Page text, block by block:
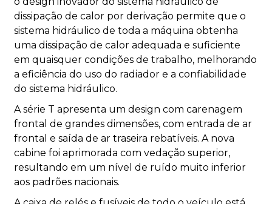
dissipação de calor por derivação permite que o
sistema hidráulico de toda a máquina obtenha
uma dissipação de calor adequada e suficiente
em quaisquer condições de trabalho, melhorando
a eficiência do uso do radiador e a confiabilidade
do sistema hidráulico.
A série T apresenta um design com carenagem
frontal de grandes dimensões, com entrada de ar
frontal e saída de ar traseira rebatíveis. A nova
cabine foi aprimorada com vedação superior,
resultando em um nível de ruído muito inferior
aos padrões nacionais.